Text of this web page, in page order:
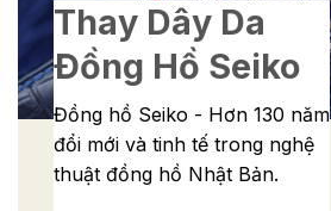
Thay Dây Da
Đồng Hồ Seiko
Đồng hồ Seiko - Hơn 130 năm
đổi mới và tinh tế trong nghệ
thuật đồng hồ Nhật Bản.